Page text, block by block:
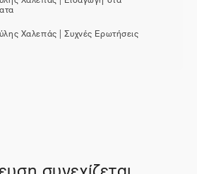
Χαλεπάς | Συχνές Ερωτήσεις